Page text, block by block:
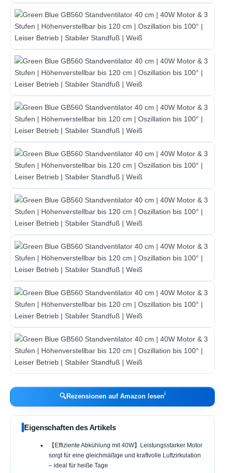
🔍Rezensionen auf Amazon lesenℹ︎
Eigenschaften des Artikels
【Effiziente Abkühlung mit 40W】Leistungsstarker Motor
sorgt für eine gleichmäßige und kraftvolle Luftzirkulation
– ideal für heiße Tage